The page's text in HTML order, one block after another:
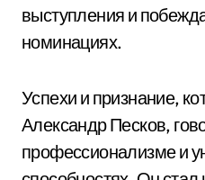
выступления и
номинациях.
Успехи и признание,
Александр Песков,
профессионализме и